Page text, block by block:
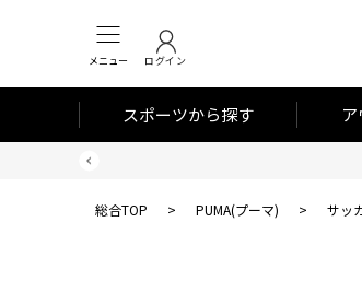
メニュー ログイン
スポーツから探す
総合TOP > PUMA(プーマ) > サッ